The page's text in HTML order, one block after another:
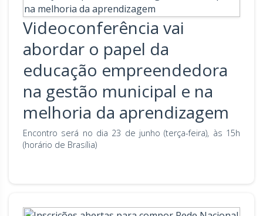
Videoconferência vai
abordar o papel da
educação empreendedora
na gestão municipal e na
melhoria da aprendizagem
Encontro será no dia 23 de junho (terça-feira), às 15h
(horário de Brasília)